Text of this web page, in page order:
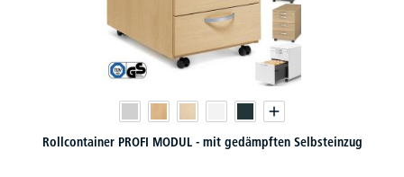
Rollcontainer PROFI MODUL - mit gedämpften Selbsteinzug